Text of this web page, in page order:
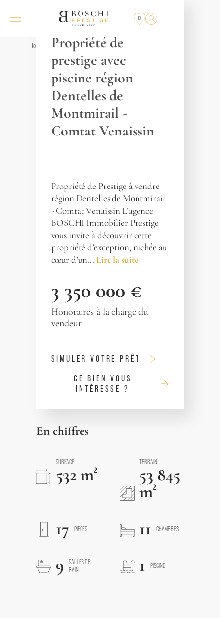
0
Tous les biens
RÉF. 018378
BEAUMES-DE-VENISE
Propriété de
prestige avec
piscine région
Dentelles de
Montmirail -
Comtat Venaissin
Propriété de Prestige à vendre
région Dentelles de Montmirail
- Comtat Venaissin L’agence
BOSCHI Immobilier Prestige
vous invite à découvrir cette
propriété d’exception, nichée au
cœur d’un... Lire la suite
3 350 000 €
Honoraires à la charge du
vendeur
SIMULER VOTRE PRÊT
CE BIEN VOUS
INTÉRESSE ?
En chiffres
SURFACE
532 m²
TERRAIN
53 845
m²
17
PIÈCES 11 CHAMBRES
9
SALLES DE
BAIN
1 PISCINE